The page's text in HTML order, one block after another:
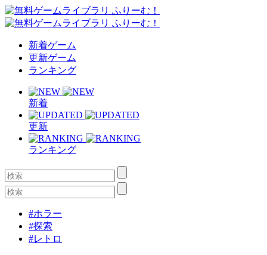
新着ゲーム
更新ゲーム
ランキング
新着
更新
ランキング
#ホラー
#探索
#レトロ